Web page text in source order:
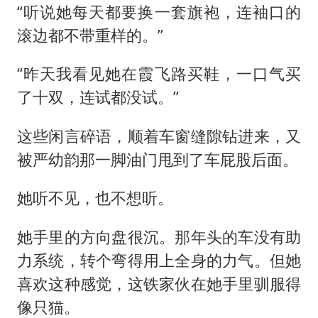
“听说她每天都要换一套旗袍，连袖口的
滚边都不带重样的。”
“昨天我看见她在霞飞路买鞋，一口气买
了十双，连试都没试。”
这些闲言碎语，顺着车窗缝隙钻进来，又
被严幼韵那一脚油门甩到了车屁股后面。
她听不见，也不想听。
她手里的方向盘很沉。那年头的车没有助
力系统，转个弯得用上全身的力气。但她
喜欢这种感觉，这铁家伙在她手里驯服得
像只猫。